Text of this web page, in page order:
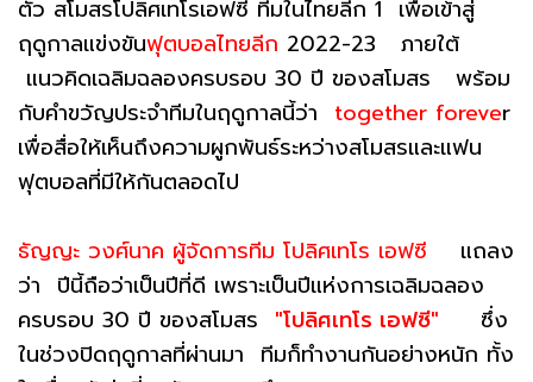
ตัว สโมสรโปลิศเทโรเอฟซี ทีมในไทยลีก 1 เพื่อเข้าสู่
ฤดูกาลแข่งขันฟุตบอลไทยลีก 2022-23 ภายใต้
แนวคิดเฉลิมฉลองครบรอบ 30 ปี ของสโมสร พร้อม
กับคำขวัญประจำทีมในฤดูกาลนี้ว่า together forever
เพื่อสื่อให้เห็นถึงความผูกพันธ์ระหว่างสโมสรและแฟน
ฟุตบอลที่มีให้กันตลอดไป
ธัญญะ วงศ์นาค ผู้จัดการทีม โปลิศเทโร เอฟซี
แถลง
ว่า ปีนี้ถือว่าเป็นปีที่ดี เพราะเป็นปีแห่งการเฉลิมฉลอง
ครบรอบ 30 ปี ของสโมสร "โปลิศเทโร เอฟซี" ซึ่ง
ในช่วงปิดฤดูกาลที่ผ่านมา ทีมก็ทำงานกันอย่างหนัก ทั้ง